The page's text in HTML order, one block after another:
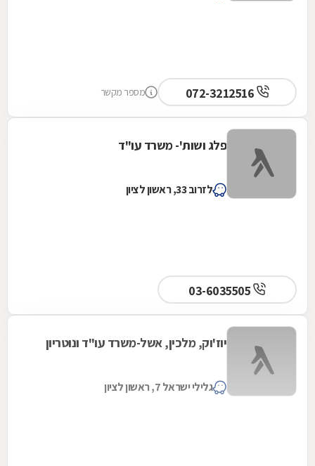
מספר מקשר
פלג ושות'- משרד עו"ד
לזרוב 33, ראשון לציון
יוז'וק, מלכין, אשל-משרד עו"ד ונוטריון
גלילי ישראל 7, ראשון לציון